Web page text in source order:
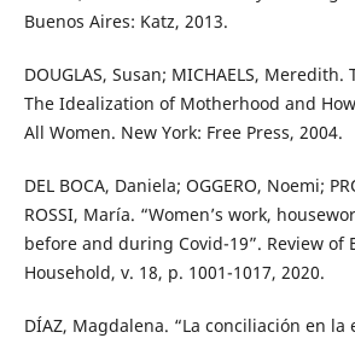
Buenos Aires: Katz, 2013.
DOUGLAS, Susan; MICHAELS,
The Idealization of Motherhood and
All Women. New York: Free Press, 2004.
DEL BOCA, Daniela; OGGERO, Noemi;
ROSSI, María. “Women’s work,
before and during Covid-19”. Review of
Household, v. 18, p. 1001-1017, 2020.
DÍAZ, Magdalena. “La conciliación en la